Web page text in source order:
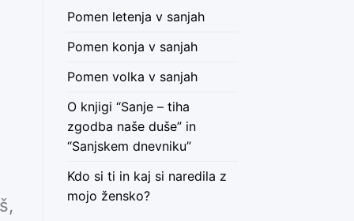
Pomen letenja v sanjah
Pomen konja v sanjah
Pomen volka v sanjah
O knjigi “Sanje – tiha
zgodba naše duše” in
“Sanjskem dnevniku”
Kdo si ti in kaj si naredila z
mojo žensko?